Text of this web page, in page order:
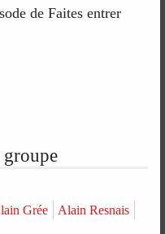
de Faites entrer
groupe
Grée Alain Resnais